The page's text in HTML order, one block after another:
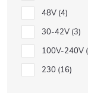
48V 4
30-42V 3
100V-240V
230 16